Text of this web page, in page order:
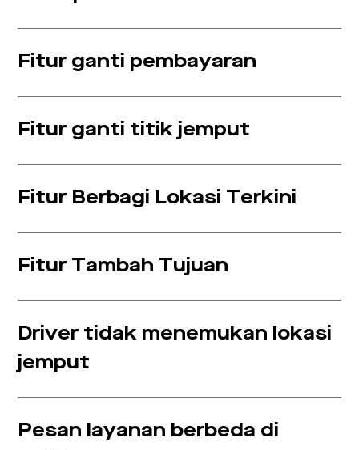
Fitur ganti pembayaran
Fitur ganti titik jemput
Fitur Berbagi Lokasi Terkini
Fitur Tambah Tujuan
Driver tidak menemukan lokasi
jemput
Pesan layanan berbeda di